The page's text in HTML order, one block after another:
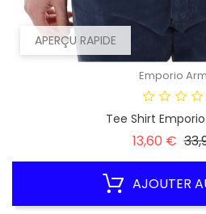
APERÇU RAPIDE
Emporio
Tee Shirt
13,60 € Prix
AJOUTER